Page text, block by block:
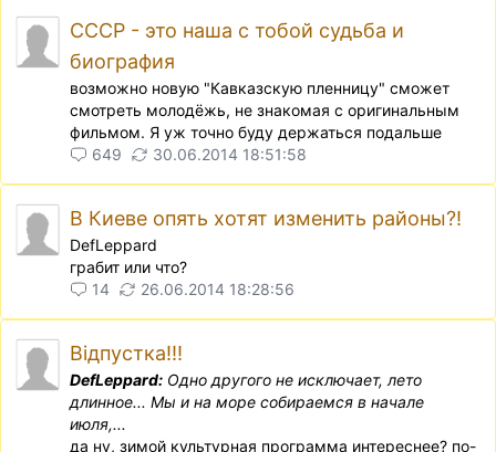
СССР - это наша с тобой судьба и
биография
возможно новую "Кавказскую пленницу" сможет
смотреть молодёжь, не знакомая с оригинальным
фильмом. Я уж точно буду держаться подальше
649
30.06.2014 18:51:58
В Киеве опять хотят изменить районы?!
DefLeppard
грабит или что?
14
26.06.2014 18:28:56
Відпустка!!!
DefLeppard: Одно другого не исключает, лето
длинное... Мы и на море собираемся в начале
июля,...
да ну, зимой культурная программа интереснее? по-